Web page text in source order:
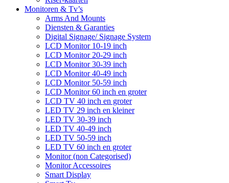
Monitoren & Tv’s
Arms And Mounts
Diensten & Garanties
Digital Signage/ Signage System
LCD Monitor 10-19 inch
LCD Monitor 20-29 inch
LCD Monitor 30-39 inch
LCD Monitor 40-49 inch
LCD Monitor 50-59 inch
LCD Monitor 60 inch en groter
LCD TV 40 inch en groter
LED TV 29 inch en kleiner
LED TV 30-39 inch
LED TV 40-49 inch
LED TV 50-59 inch
LED TV 60 inch en groter
Monitor (non Categorised)
Monitor Accessoires
Smart Display